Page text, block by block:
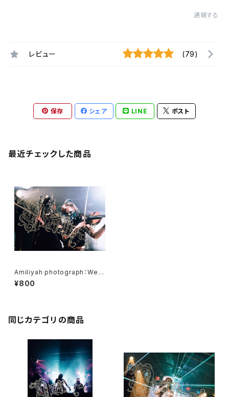
通報する
レビュー (79)
保存 シェア LINE ポスト
最近チェックした商品
Amiliyah photograph：West
er & Eschika
¥800
同じカテゴリの商品